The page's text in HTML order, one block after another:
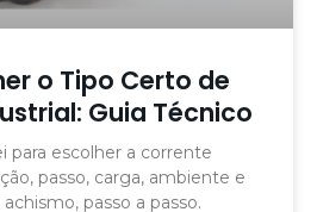
o Tipo Certo de
Guia Técnico
para escolher a corrente
passo, carga, ambiente e
passo a passo.